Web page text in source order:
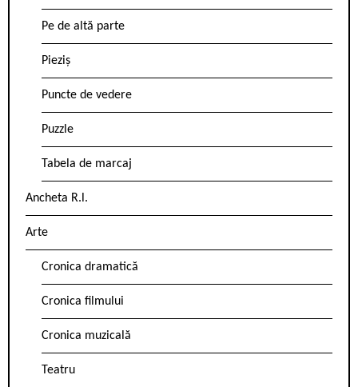
Pe de altă parte
Pieziș
Puncte de vedere
Puzzle
Tabela de marcaj
Ancheta R.l.
Arte
Cronica dramatică
Cronica filmului
Cronica muzicală
Teatru